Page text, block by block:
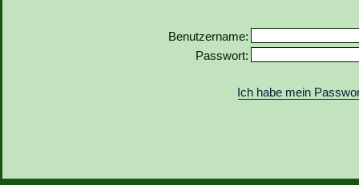
Benutzername:
Passwort:
Ich habe mein